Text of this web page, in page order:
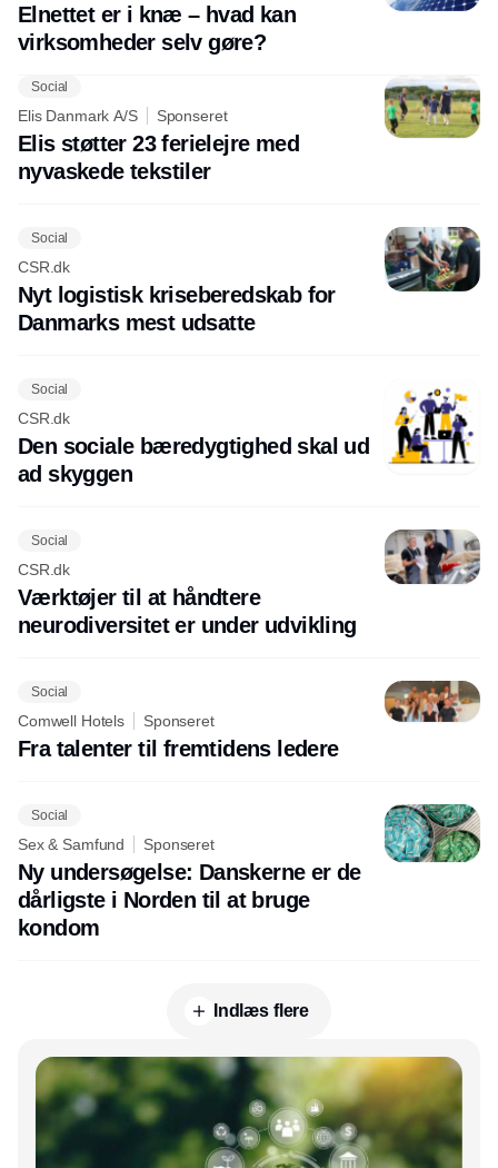
Elnettet er i knæ – hvad kan
virksomheder selv gøre?
Social
Elis Danmark A/S Sponseret
Elis støtter 23 ferielejre med
nyvaskede tekstiler
Social
CSR.dk
Nyt logistisk kriseberedskab for
Danmarks mest udsatte
Social
CSR.dk
Den sociale bæredygtighed skal ud
ad skyggen
Social
CSR.dk
Værktøjer til at håndtere
neurodiversitet er under udvikling
Social
Comwell Hotels Sponseret
Fra talenter til fremtidens ledere
Social
Sex & Samfund Sponseret
Ny undersøgelse: Danskerne er de
dårligste i Norden til at bruge
kondom
Indlæs flere
Annonce